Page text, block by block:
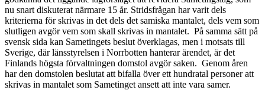
nu snart diskuterat närmare 15 år. Stridsfrågan har varit dels
kriterierna för skrivas in det dels det samiska mantalet, dels vem som
slutligen avgör vem som skall skrivas in mantalet. På samma sätt på
svensk sida kan Sametingets beslut överklagas, men i motsats till
Sverige, där länsstyrelsen i Norrbotten hanterar ärendet, är det
Finlands högsta förvaltningen domstol avgör saken. Genom åren
har den domstolen beslutat att bifalla över ett hundratal personer att
skrivas in mantalet som Sametinget ansett att inte vara samer.